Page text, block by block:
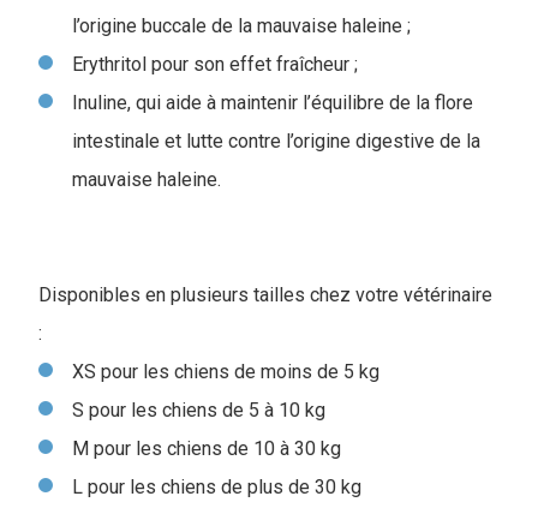
l’origine buccale de la mauvaise haleine ;
Erythritol pour son effet fraîcheur ;
Inuline, qui aide à maintenir l’équilibre de la flore
intestinale et lutte contre l’origine digestive de la
mauvaise haleine.
Disponibles en plusieurs tailles chez votre vétérinaire
:
XS pour les chiens de moins de 5 kg
S pour les chiens de 5 à 10 kg
M pour les chiens de 10 à 30 kg
L pour les chiens de plus de 30 kg